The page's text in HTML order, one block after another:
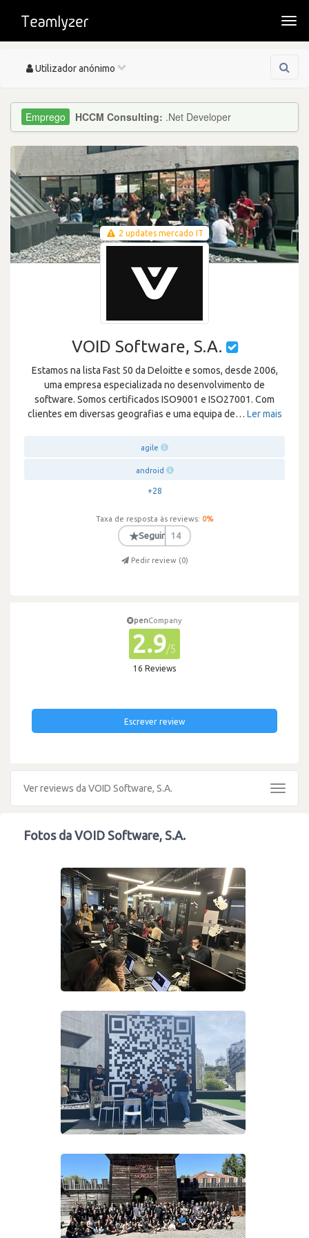
Toggle
Utilizador anónimo
HCCM Consulting: .Net Developer
2 updates mercado IT
VOID Software, S.A.
Estamos na lista Fast 50 da Deloitte e somos, desde 2006,
uma empresa especializada no desenvolvimento de
software. Somos certificados ISO9001 e ISO27001. Com
clientes em diversas geografias e uma equipa de… Ler mais
agile
android
+28
Taxa de resposta às reviews: 0%
★Seguir 14
Pedir review (0)
penCompany
2.9/5
16 Reviews
Escrever review
Ver reviews da VOID Software, S.A.
Toggle
Fotos da VOID Software, S.A.